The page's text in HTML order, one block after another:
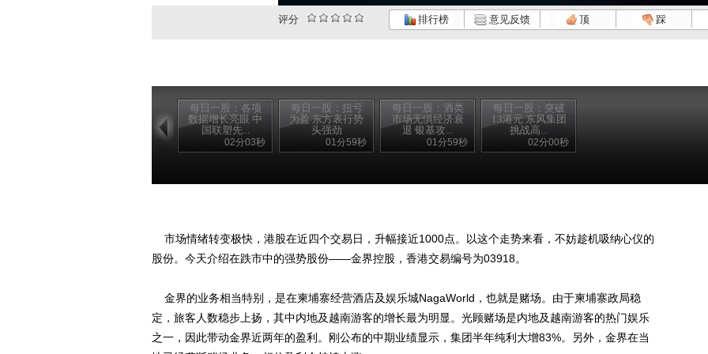
评分 排行榜 意见反馈 顶 踩
每日一股：各项
数据增长亮眼 中
国联塑先...
02分03秒
每日一股：扭亏
为盈 东方表行势
头强劲
01分59秒
每日一股：酒类
市场无惧经济衰
退 银基攻...
01分59秒
每日一股：突破
13港元 东风集团
挑战高...
02分00秒
市场情绪转变极快，港股在近四个交易日，升幅接近1000点。以这个走势来看，不妨趁机吸纳心仪的
股份。今天介绍在跌市中的强势股份——金界控股，香港交易编号为03918。
金界的业务相当特别，是在柬埔寨经营酒店及娱乐城NagaWorld，也就是赌场。由于柬埔寨政局稳
定，旅客人数稳步上扬，其中内地及越南游客的增长最为明显。光顾赌场是内地及越南游客的热门娱乐
之一，因此带动金界近两年的盈利。刚公布的中期业绩显示，集团半年纯利大增83%。另外，金界在当